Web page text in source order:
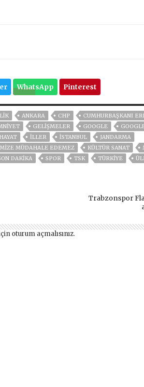
WhatsApp Pinterest
ANKARA CHP
CUMHURBAŞKANI
GELIŞMELER GOOGLE
HAYAT İLLER ISTANBUL
JANDARMA
MÜDAHALE EDEMEZ KÜLTÜR SANAT
DAKIKA SPOR TSK TÜRKİYE
Trabzonspor
oturum açmalısınız.